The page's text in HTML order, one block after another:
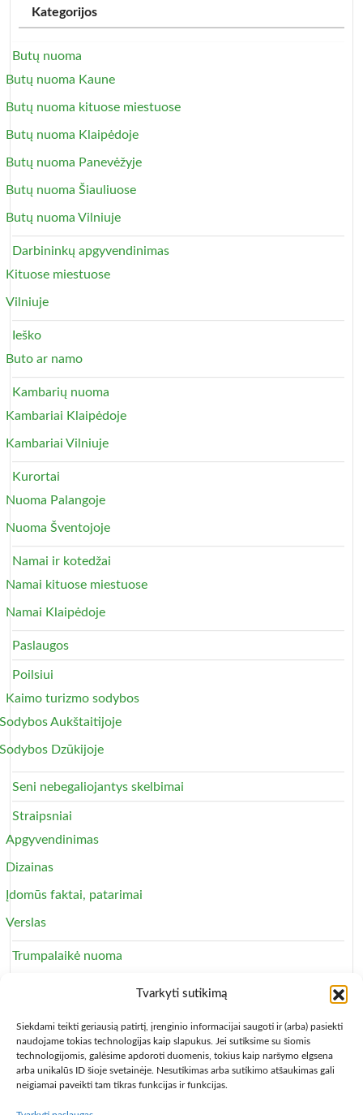
Tvarkyti sutikimą
Siekdami teikti geriausią patirtį, įrenginio informacijai saugoti ir (arba) pasiekti
naudojame tokias technologijas kaip slapukus. Jei sutiksime su šiomis
technologijomis, galėsime apdoroti duomenis, tokius kaip naršymo elgsena
arba unikalūs ID šioje svetainėje. Nesutikimas arba sutikimo atšaukimas gali
neigiamai paveikti tam tikras funkcijas ir funkcijas.
Kategorijos
Butų nuoma
Butų nuoma Kaune
Butų nuoma kituose miestuose
Butų nuoma Klaipėdoje
Butų nuoma Panevėžyje
Butų nuoma Šiauliuose
Butų nuoma Vilniuje
Darbininkų apgyvendinimas
Kituose miestuose
Vilniuje
Ieško
Buto ar namo
Kambarių nuoma
Kambariai Klaipėdoje
Kambariai Vilniuje
Kurortai
Nuoma Palangoje
Nuoma Šventojoje
Namai ir kotedžai
Namai kituose miestuose
Namai Klaipėdoje
Paslaugos
Poilsiui
Kaimo turizmo sodybos
Sodybos Aukštaitijoje
Sodybos Dzūkijoje
Seni nebegaliojantys skelbimai
Straipsniai
Apgyvendinimas
Dizainas
Įdomūs faktai, patarimai
Verslas
Trumpalaikė nuoma